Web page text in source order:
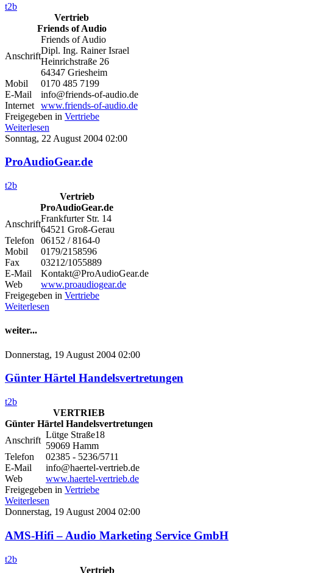
t2b
Vertrieb
Friends of Audio
Anschrift
Friends of Audio
Dipl. Ing. Rainer Israel
Heinrichstraße 26
64347 Griesheim
Mobil
0170 485 7199
E-Mail
info@friends-of-audio.de
Internet
www.friends-of-audio.de
Freigegeben in Vertriebe
Weiterlesen
Sonntag, 22 August 2004 02:00
ProAudioGear.de
t2b
Vertrieb
ProAudioGear.de
Anschrift
Frankfurter Str. 14
64521 Groß-Gerau
Telefon
06152 / 8164-0
Mobil
0179/2158596
Fax
03212/1055889
E-Mail
Kontakt@ProAudioGear.de
Web
www.proaudiogear.de
Freigegeben in Vertriebe
Weiterlesen
weiter...
Donnerstag, 19 August 2004 02:00
Günter Härtel Handelsvertretungen
t2b
VERTRIEB
Günter Härtel Handelsvertretungen
Anschrift
Lütge Straße18
59069 Hamm
Telefon
02385 - 5236/5711
E-Mail
info@haertel-vertrieb.de
Web
www.haertel-vertrieb.de
Freigegeben in Vertriebe
Weiterlesen
Donnerstag, 19 August 2004 02:00
AMS-Hifi – Audio Marketing Service GmbH
t2b
Vertrieb